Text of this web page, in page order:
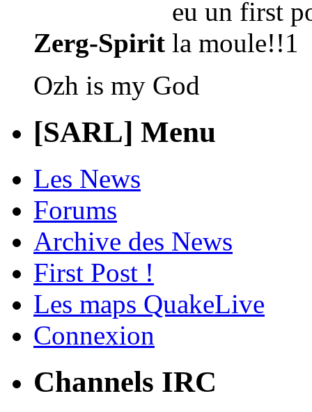
Zerg-Spirit
Ozh is my God
[SARL] Menu
Les News
Forums
Archive des News
First Post !
Les maps QuakeLive
Connexion
Channels IRC